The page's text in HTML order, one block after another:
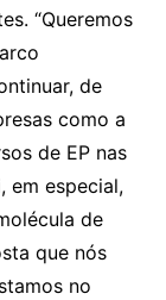
“Queremos
de
como a
de EP nas
em especial,
de
que nós
no